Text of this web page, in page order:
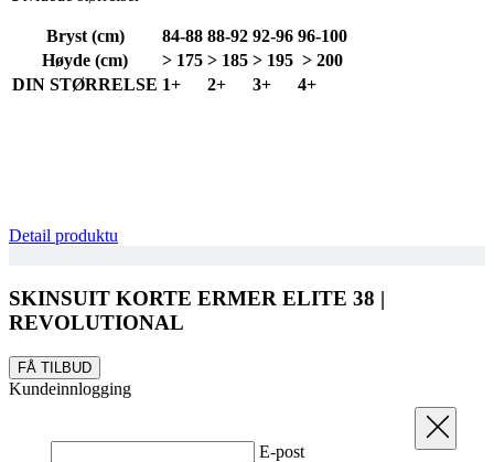
Bryst (cm) 84-88 88-92 92-96 96-100
Høyde (cm)
> 175 > 185 > 195 > 200
DIN STØRRELSE 1+ 2+ 3+ 4+
Detail produktu
SKINSUIT KORTE ERMER ELITE 38 |
REVOLUTIONAL
FÅ TILBUD
Steng
Kundeinnlogging
E-post